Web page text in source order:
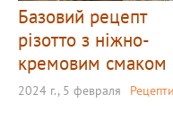
Базовий рецепт
різотто з ніжно-
кремовим смаком
2024 г., 5 февраля Рецепти